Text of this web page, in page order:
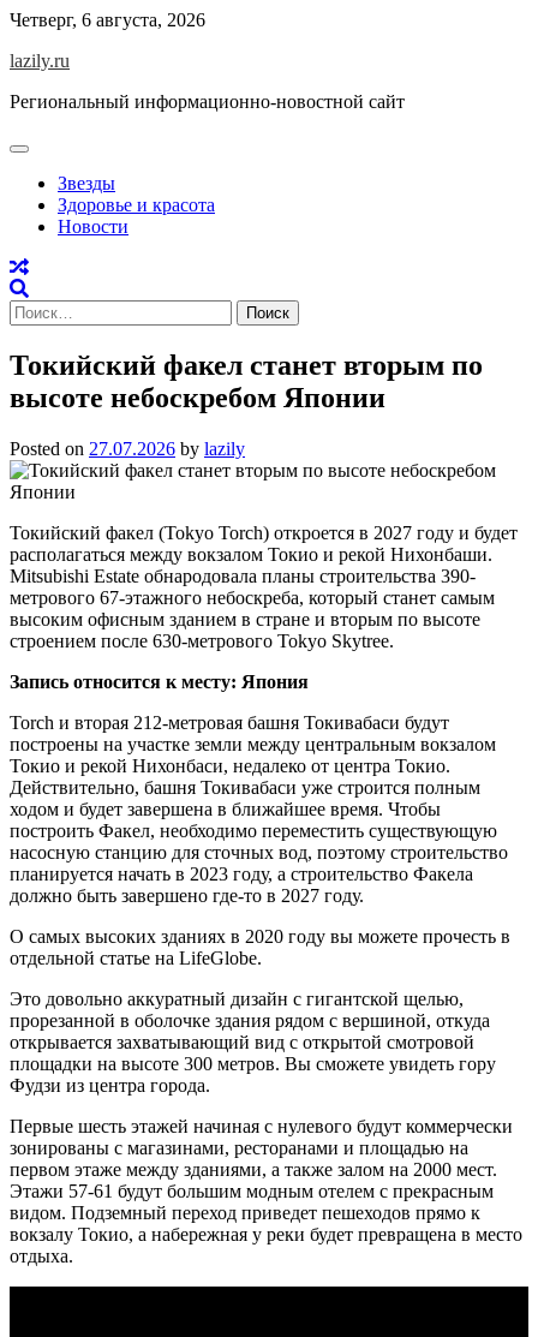
Skip
content
Четверг, 6 августа, 2026
lazily.ru
Региональный информационно-новостной сайт
Звезды
Здоровье и красота
Новости
Найти:
Токийский факел станет вторым по
высоте небоскребом Японии
Posted on 27.07.2026 by lazily
Токийский факел (Tokyo Torch) откроется в 2027 году и будет
располагаться между вокзалом Токио и рекой Нихонбаши.
Mitsubishi Estate обнародовала планы строительства 390-
метрового 67-этажного небоскреба, который станет самым
высоким офисным зданием в стране и вторым по высоте
строением после 630-метрового Tokyo Skytree.
Запись относится к месту: Япония
Torch и вторая 212-метровая башня Токивабаси будут
построены на участке земли между центральным вокзалом
Токио и рекой Нихонбаси, недалеко от центра Токио.
Действительно, башня Токивабаси уже строится полным
ходом и будет завершена в ближайшее время. Чтобы
построить Факел, необходимо переместить существующую
насосную станцию ​​для сточных вод, поэтому строительство
планируется начать в 2023 году, а строительство Факела
должно быть завершено где-то в 2027 году.
О самых высоких зданиях в 2020 году вы можете прочесть в
отдельной статье на LifeGlobe.
Это довольно аккуратный дизайн с гигантской щелью,
прорезанной в оболочке здания рядом с вершиной, откуда
открывается захватывающий вид с открытой смотровой
площадки на высоте 300 метров. Вы сможете увидеть гору
Фудзи из центра города.
Первые шесть этажей начиная с нулевого будут коммерчески
зонированы с магазинами, ресторанами и площадью на
первом этаже между зданиями, а также залом на 2000 мест.
Этажи 57-61 будут большим модным отелем с прекрасным
видом. Подземный переход приведет пешеходов прямо к
вокзалу Токио, а набережная у реки будет превращена в место
отдыха.